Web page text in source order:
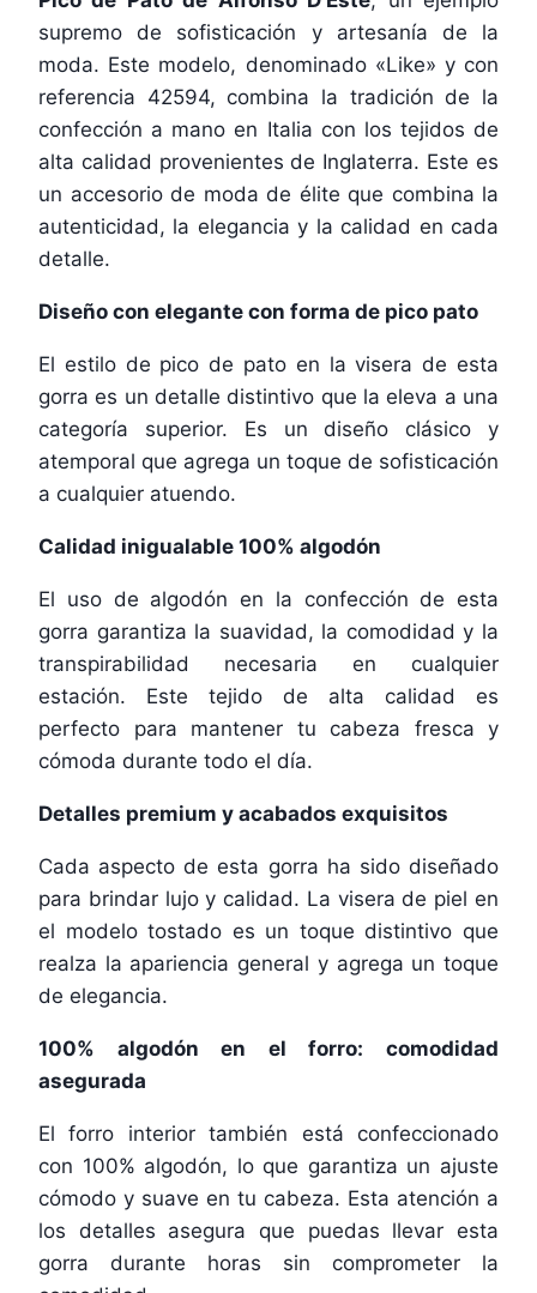
supremo de sofisticación y artesanía de la
moda. Este modelo, denominado «Like» y con
referencia 42594, combina la tradición de la
confección a mano en Italia con los tejidos de
alta calidad provenientes de Inglaterra. Este es
un accesorio de moda de élite que combina la
autenticidad, la elegancia y la calidad en cada
detalle.
Diseño con elegante con forma de pico pato
El estilo de pico de pato en la visera de esta
gorra es un detalle distintivo que la eleva a una
categoría superior. Es un diseño clásico y
atemporal que agrega un toque de sofisticación
a cualquier atuendo.
Calidad inigualable 100% algodón
El uso de algodón en la confección de esta
gorra garantiza la suavidad, la comodidad y la
transpirabilidad necesaria en cualquier
estación. Este tejido de alta calidad es
perfecto para mantener tu cabeza fresca y
cómoda durante todo el día.
Detalles premium y acabados exquisitos
Cada aspecto de esta gorra ha sido diseñado
para brindar lujo y calidad. La visera de piel en
el modelo tostado es un toque distintivo que
realza la apariencia general y agrega un toque
de elegancia.
100% algodón en el forro: comodidad
asegurada
El forro interior también está confeccionado
con 100% algodón, lo que garantiza un ajuste
cómodo y suave en tu cabeza. Esta atención a
los detalles asegura que puedas llevar esta
gorra durante horas sin comprometer la